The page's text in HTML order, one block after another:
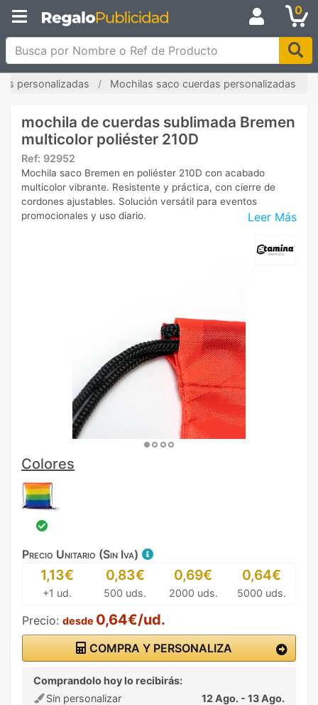
0
Busca por Nombre o Ref de Producto
personalizadas Mochilas saco cuerdas personalizadas
mochila de cuerdas sublimada Bremen
multicolor poliéster 210D
Ref: 92952
Leer Más
Mochila saco Bremen en poliéster 210D con acabado
multicolor vibrante. Resistente y práctica, con cierre de
cordones ajustables. Solución versátil para eventos
promocionales y uso diario.
Colores
Precio Unitario (Sin Iva)
1,13€
+1 ud.
0,83€
500 uds.
0,69€
2000 uds.
0,64€
5000 uds.
Precio: desde 0,64€/ud.
COMPRA Y PERSONALIZA
Comprandolo hoy lo recibirás:
Sin personalizar
12 Ago. - 13 Ago.